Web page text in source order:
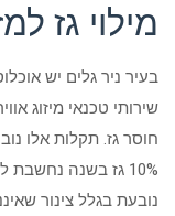
מילוי גז
בעיר ניר גלים יש
שירותי טכנאי מיזוג
חוסר גז. תקלות אלו
10% גז בשנה
נובעת בגלל צינור